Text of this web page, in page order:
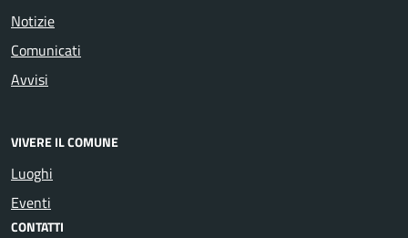
Notizie
Comunicati
Avvisi
VIVERE IL COMUNE
Luoghi
Eventi
CONTATTI